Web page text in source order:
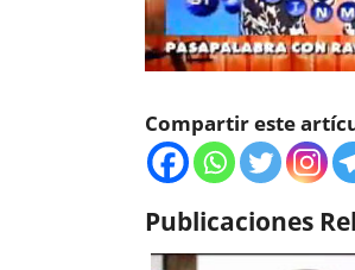
Compartir este
Publicaciones